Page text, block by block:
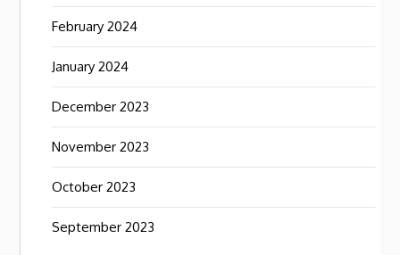
February 2024
January 2024
December 2023
November 2023
October 2023
September 2023